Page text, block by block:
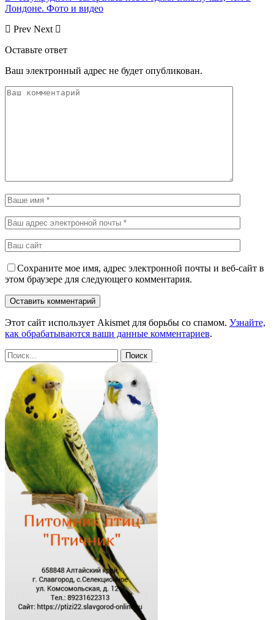
Лондоне. Фото и видео
Prev Next
Оставьте ответ
Ваш электронный адрес не будет опубликован.
Сохраните мое имя, адрес электронной почты и веб-сайт в
этом браузере для следующего комментария.
Этот сайт использует Akismet для борьбы со спамом. Узнайте,
как обрабатываются ваши данные комментариев.